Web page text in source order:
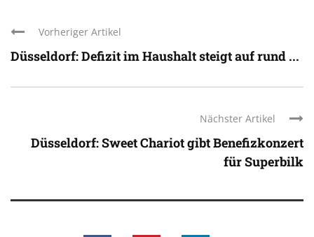
Vorheriger Artikel
Düsseldorf: Defizit im Haushalt steigt auf rund ...
Nächster Artikel
Düsseldorf: Sweet Chariot gibt Benefizkonzert
für Superbilk